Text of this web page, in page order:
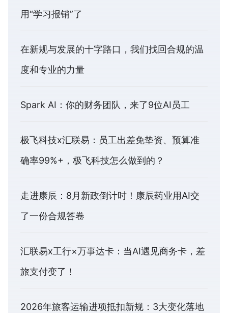
用“学习报销”了
在新规与发展的十字路口，我们找回合规的温
度和专业的力量
Spark AI：你的财务团队，来了9位AI员工
极飞科技x汇联易：员工出差免垫资、预算准
确率99%+，极飞科技怎么做到的？
走进康辰：8月新政倒计时！康辰药业用AI交
了一份合规答卷
汇联易x工行×万事达卡：当AI遇见商务卡，差
旅支付变了！
2026年旅客运输进项抵扣新规：3大变化落地